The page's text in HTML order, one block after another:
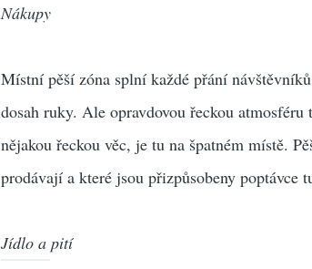
Nákupy
Místní pěší zóna splní každé přání
dosah ruky. Ale opravdovou řeckou
nějakou řeckou věc, je tu na špatném místě.
prodávají a které jsou přizpůsobeny poptávce
Jídlo a pití